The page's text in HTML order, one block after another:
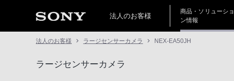
法人のお客様
商品・ソリューショ
ン情報
法人のお客様 ラージセンサーカメラ NEX-EA50JH
ラージセンサーカメラ